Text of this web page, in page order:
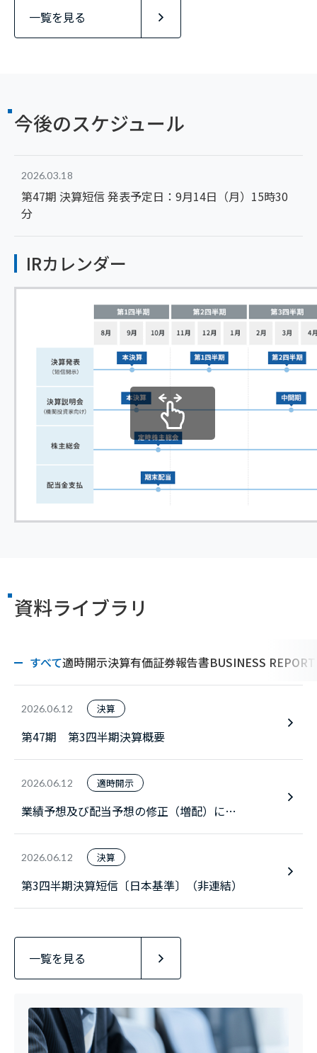
一覧を見る
今後のスケジュール
2026.03.18
第47期 決算短信 発表予定日：9月14日（月）15時30
分
IRカレンダー
資料ライブラリ
すべて適時開示決算有価証券報告書BUSINESS REPORT
2026.06.12 決算
第47期 第3四半期決算概要
2026.06.12 適時開示
業績予想及び配当予想の修正（増配）に関
2026.06.12 決算
第3四半期決算短信〔日本基準〕（非連結）
一覧を見る